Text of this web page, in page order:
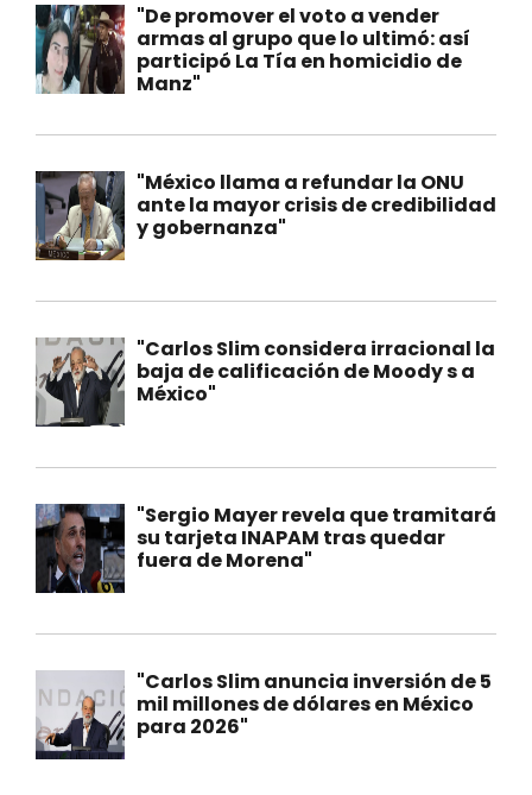
"De promover el voto a vender
armas al grupo que lo ultimó: así
participó La Tía en homicidio de
Manz"
"México llama a refundar la ONU
ante la mayor crisis de credibilidad
y gobernanza"
"Carlos Slim considera irracional la
baja de calificación de Moody s a
México"
"Sergio Mayer revela que tramitará
su tarjeta INAPAM tras quedar
fuera de Morena"
"Carlos Slim anuncia inversión de 5
mil millones de dólares en México
para 2026"